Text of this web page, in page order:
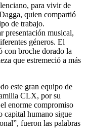
para vivir de
quien compartió
de trabajo.
presentación musical,
géneros. El
con broche dorado la
que estremeció a más
este gran equipo de
CLX, por su
enorme compromiso
capital humano sigue
fueron las palabras